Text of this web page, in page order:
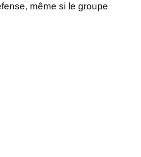
même si le groupe